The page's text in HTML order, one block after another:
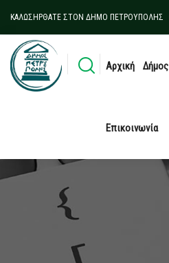
ΚΑΛΩΣΉΡΘΑΤΕ ΣΤΟΝ ΔΉΜΟ ΠΕΤΡΟΎΠΟΛΗΣ
Αρχική Δήμος
Επικοινωνία